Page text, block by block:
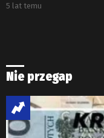
5 lat temu
Nie przegap